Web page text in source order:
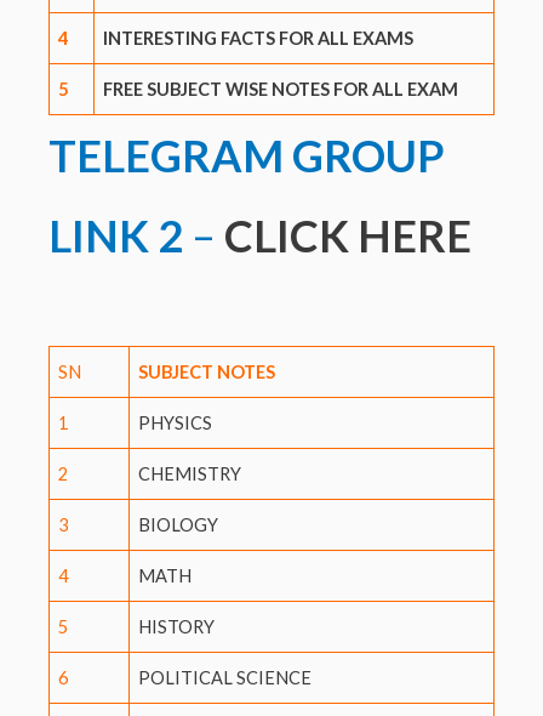
4 INTERESTING FACTS FOR ALL EXAMS
5 FREE SUBJECT WISE NOTES FOR ALL EXAM
TELEGRAM GROUP
LINK 2 – CLICK HERE
SN SUBJECT NOTES
1 PHYSICS
2 CHEMISTRY
3 BIOLOGY
4 MATH
5 HISTORY
6 POLITICAL SCIENCE